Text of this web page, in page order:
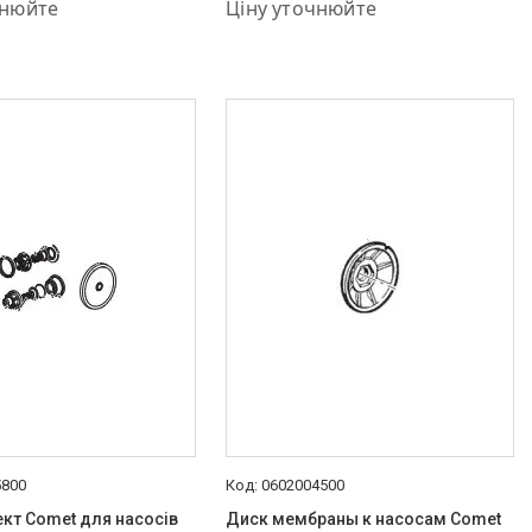
Ціну уточнюйте
Comet для насосів
0602004500
Диск мембраны к насосам Comet